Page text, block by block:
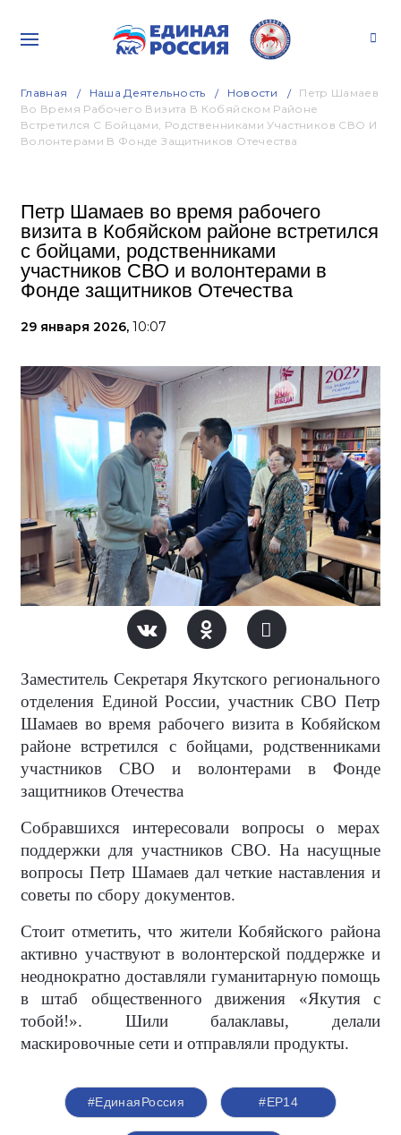
Главная Наша Деятельность Новости
Петр Шамаев
Во Время Рабочего Визита В Кобяйском Районе
Встретился С Бойцами, Родственниками Участников СВО И
Волонтерами В Фонде Защитников Отечества
Петр Шамаев во время рабочего
визита в Кобяйском районе встретился
с бойцами, родственниками
участников СВО и волонтерами в
Фонде защитников Отечества
29 января 2026, 10:07
Заместитель Секретаря Якутского регионального
отделения Единой России, участник СВО Петр
Шамаев во время рабочего визита в Кобяйском
районе встретился с бойцами, родственниками
участников СВО и волонтерами в Фонде
защитников Отечества
Собравшихся интересовали вопросы о мерах
поддержки для участников СВО. На насущные
вопросы Петр Шамаев дал четкие наставления и
советы по сбору документов.
Стоит отметить, что жители Кобяйского района
активно участвуют в волонтерской поддержке и
неоднократно доставляли гуманитарную помощь
в штаб общественного движения «Якутия с
тобой!». Шили балаклавы, делали
маскировочные сети и отправляли продукты.
#ЕдинаяРоссия #ЕР14